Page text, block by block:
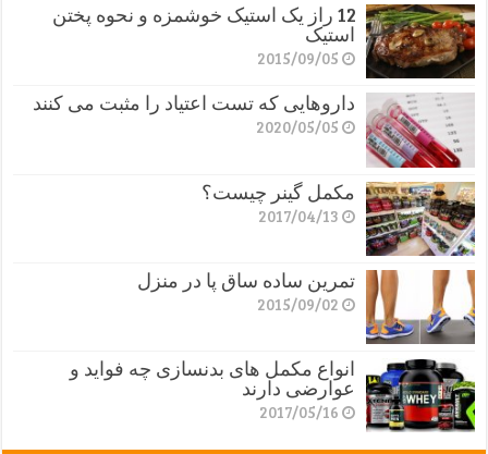
12 راز یک استیک خوشمزه و نحوه پختن
استیک
2015/09/05
داروهایی که تست اعتیاد را مثبت می کنند
2020/05/05
مکمل گینر چیست؟
2017/04/13
تمرین ساده ساق پا در منزل
2015/09/02
انواع مکمل های بدنسازی چه فواید و
عوارضی دارند
2017/05/16